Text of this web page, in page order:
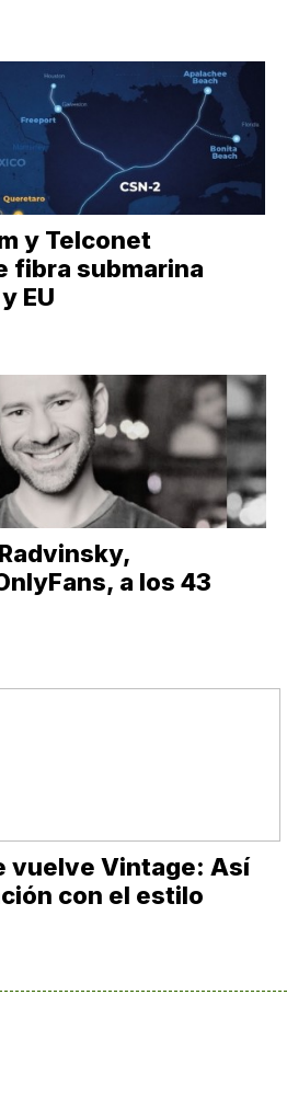
y Telconet
fibra submarina
EU
a los 43
vuelve Vintage: Así
con el estilo